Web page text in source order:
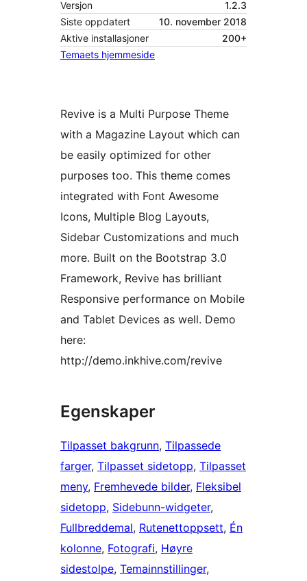
Versjon
1.2.3
Siste oppdatert
10. november 2018
Aktive installasjoner
200+
Temaets hjemmeside
Revive is a Multi Purpose Theme
with a Magazine Layout which can
be easily optimized for other
purposes too. This theme comes
integrated with Font Awesome
Icons, Multiple Blog Layouts,
Sidebar Customizations and much
more. Built on the Bootstrap 3.0
Framework, Revive has brilliant
Responsive performance on Mobile
and Tablet Devices as well. Demo
here:
http://demo.inkhive.com/revive
Egenskaper
Tilpasset bakgrunn, Tilpassede
farger, Tilpasset sidetopp, Tilpasset
meny, Fremhevede bilder, Fleksibel
sidetopp, Sidebunn-widgeter
Fullbreddemal, Rutenettoppsett, Én
kolonne, Fotografi, Høyre
sidestolpe, Temainnstillinger